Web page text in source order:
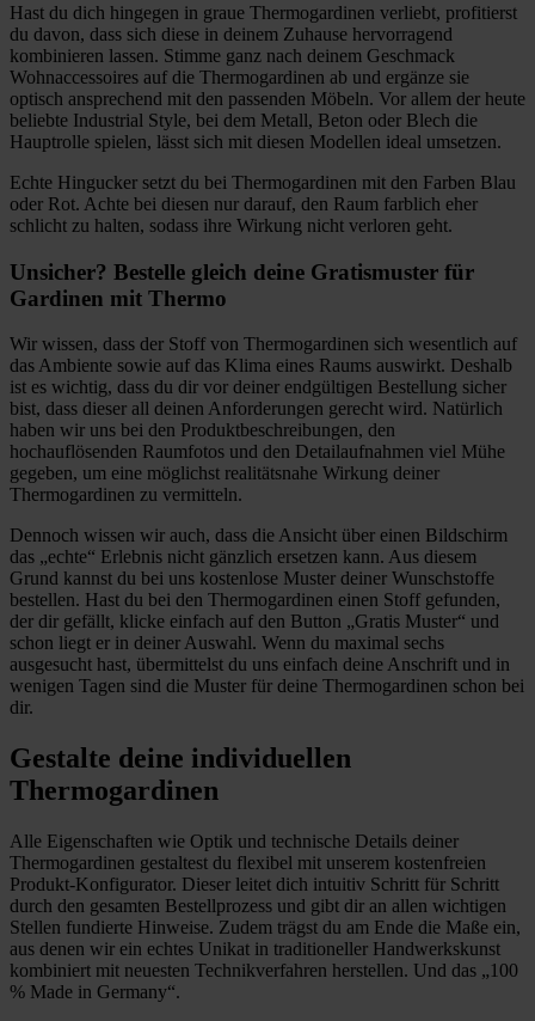
Hast du dich hingegen in graue Thermogardinen verliebt, profitierst
du davon, dass sich diese in deinem Zuhause hervorragend
kombinieren lassen. Stimme ganz nach deinem Geschmack
Wohnaccessoires auf die Thermogardinen ab und ergänze sie
optisch ansprechend mit den passenden Möbeln. Vor allem der heute
beliebte Industrial Style, bei dem Metall, Beton oder Blech die
Hauptrolle spielen, lässt sich mit diesen Modellen ideal umsetzen.
Echte Hingucker setzt du bei Thermogardinen mit den Farben Blau
oder Rot. Achte bei diesen nur darauf, den Raum farblich eher
schlicht zu halten, sodass ihre Wirkung nicht verloren geht.
Unsicher? Bestelle gleich deine Gratismuster für
Gardinen mit Thermo
Wir wissen, dass der Stoff von Thermogardinen sich wesentlich auf
das Ambiente sowie auf das Klima eines Raums auswirkt. Deshalb
ist es wichtig, dass du dir vor deiner endgültigen Bestellung sicher
bist, dass dieser all deinen Anforderungen gerecht wird. Natürlich
haben wir uns bei den Produktbeschreibungen, den
hochauflösenden Raumfotos und den Detailaufnahmen viel Mühe
gegeben, um eine möglichst realitätsnahe Wirkung deiner
Thermogardinen zu vermitteln.
Dennoch wissen wir auch, dass die Ansicht über einen Bildschirm
das „echte“ Erlebnis nicht gänzlich ersetzen kann. Aus diesem
Grund kannst du bei uns kostenlose Muster deiner Wunschstoffe
bestellen. Hast du bei den Thermogardinen einen Stoff gefunden,
der dir gefällt, klicke einfach auf den Button „Gratis Muster“ und
schon liegt er in deiner Auswahl. Wenn du maximal sechs
ausgesucht hast, übermittelst du uns einfach deine Anschrift und in
wenigen Tagen sind die Muster für deine Thermogardinen schon bei
dir.
Gestalte deine individuellen
Thermogardinen
Alle Eigenschaften wie Optik und technische Details deiner
Thermogardinen gestaltest du flexibel mit unserem kostenfreien
Produkt-Konfigurator. Dieser leitet dich intuitiv Schritt für Schritt
durch den gesamten Bestellprozess und gibt dir an allen wichtigen
Stellen fundierte Hinweise. Zudem trägst du am Ende die Maße ein,
aus denen wir ein echtes Unikat in traditioneller Handwerkskunst
kombiniert mit neuesten Technikverfahren herstellen. Und das „100
% Made in Germany“.